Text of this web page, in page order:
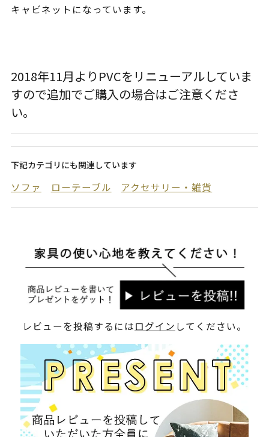
キャビネットになっています。
2018年11月よりPVCをリニューアルしていま
すので追加でご購入の場合はご注意くださ
い。
下記カテゴリにも関連しています
ソファ ローテーブル アクセサリー・雑貨
レビューを投稿するにはログイン してください。